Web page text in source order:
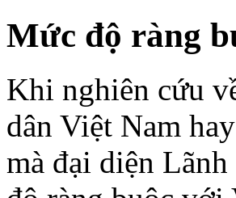
Mức độ ràng
Khi nghiên cứu
dân Việt Nam
mà đại diện